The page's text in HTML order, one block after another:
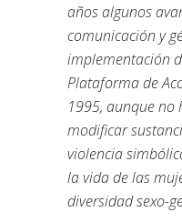
años algunos
comunicación y
implementación
Plataforma de
1995, aunque no
modificar
violencia
la vida de las
diversidad sexo-